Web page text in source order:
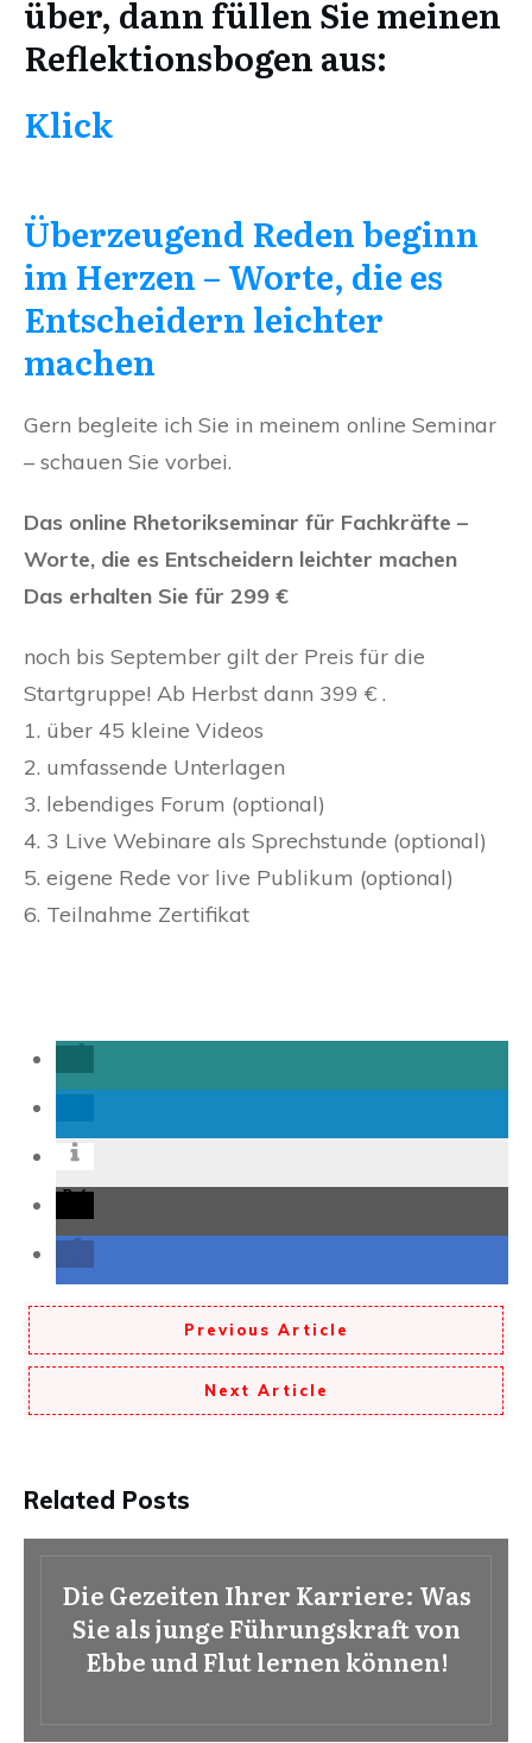
über, dann füllen Sie meinen
Reflektionsbogen aus:
Klick
Überzeugend Reden beginn
im Herzen – Worte, die es
Entscheidern leichter
machen
Gern begleite ich Sie in meinem online Seminar
– schauen Sie vorbei.
Das online Rhetorikseminar für Fachkräfte –
Worte, die es Entscheidern leichter machen
Das erhalten Sie für 299 €
noch bis September gilt der Preis für die
Startgruppe! Ab Herbst dann 399 € .
1. über 45 kleine Videos
2. umfassende Unterlagen
3. lebendiges Forum (optional)
4. 3 Live Webinare als Sprechstunde (optional)
5. eigene Rede vor live Publikum (optional)
6. Teilnahme Zertifikat
Previous Article
Next Article
Related Posts
Die Gezeiten Ihrer Karriere: Was
Sie als junge Führungskraft von
Ebbe und Flut lernen können!